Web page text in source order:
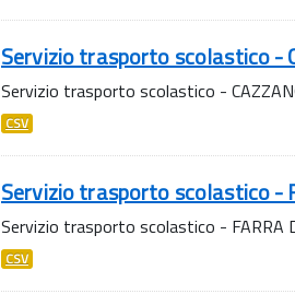
Servizio trasporto scolastico -
Servizio trasporto scolastico -
CSV
Servizio trasporto scolastico -
Servizio trasporto scolastico -
CSV